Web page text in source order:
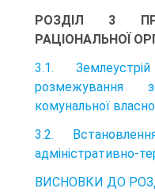
РОЗДІЛ 3
РАЦІОНАЛЬНОЇ
3.1.
розмежування
комунальної
3.2.
адміністративно-
ВИСНОВКИ ДО